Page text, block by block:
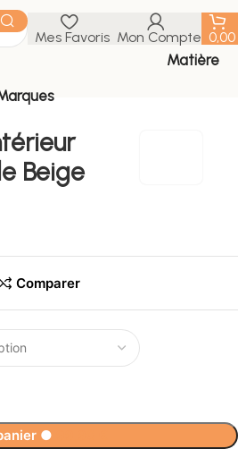
Mes Favoris Mon Compte 0,00
Matière
Beige
Comparer
●